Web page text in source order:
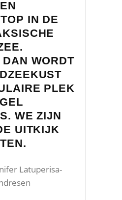
IN DE
WORDT
PLEK
WE ZIJN
UITKIJK
Latuperisa-